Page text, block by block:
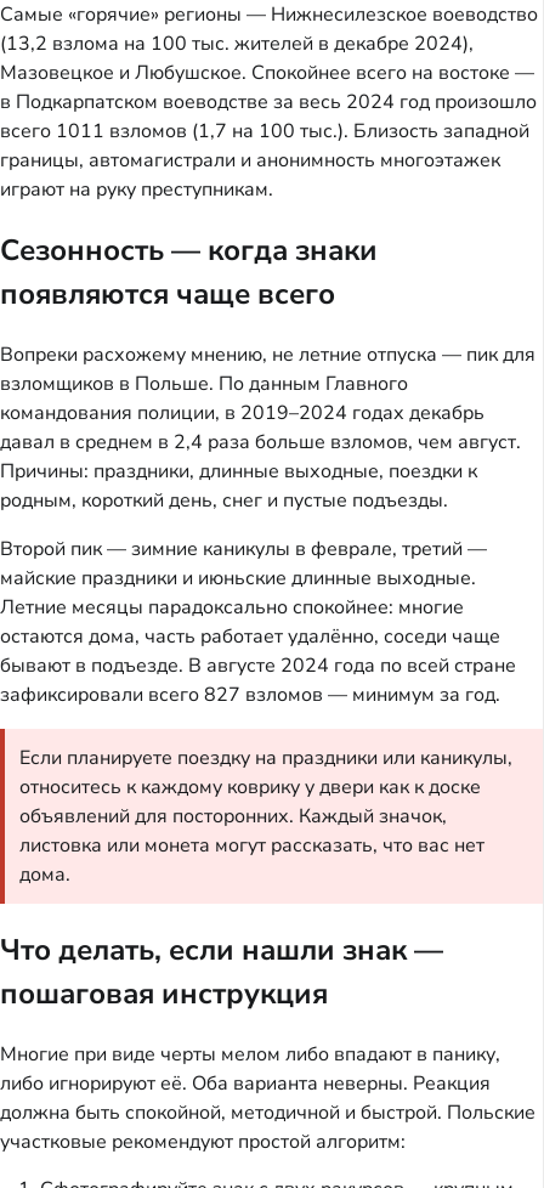
Самые «горячие» регионы — Нижнесилезское воеводство
(13,2 взлома на 100 тыс. жителей в декабре 2024),
Мазовецкое и Любушское. Спокойнее всего на востоке —
в Подкарпатском воеводстве за весь 2024 год произошло
всего 1011 взломов (1,7 на 100 тыс.). Близость западной
границы, автомагистрали и анонимность многоэтажек
играют на руку преступникам.
Сезонность — когда знаки
появляются чаще всего
Вопреки расхожему мнению, не летние отпуска — пик для
взломщиков в Польше. По данным Главного
командования полиции, в 2019–2024 годах декабрь
давал в среднем в 2,4 раза больше взломов, чем август.
Причины: праздники, длинные выходные, поездки к
родным, короткий день, снег и пустые подъезды.
Второй пик — зимние каникулы в феврале, третий —
майские праздники и июньские длинные выходные.
Летние месяцы парадоксально спокойнее: многие
остаются дома, часть работает удалённо, соседи чаще
бывают в подъезде. В августе 2024 года по всей стране
зафиксировали всего 827 взломов — минимум за год.
Если планируете поездку на праздники или каникулы,
относитесь к каждому коврику у двери как к доске
объявлений для посторонних. Каждый значок,
листовка или монета могут рассказать, что вас нет
дома.
Что делать, если нашли знак —
пошаговая инструкция
Многие при виде черты мелом либо впадают в панику,
либо игнорируют её. Оба варианта неверны. Реакция
должна быть спокойной, методичной и быстрой. Польские
участковые рекомендуют простой алгоритм: